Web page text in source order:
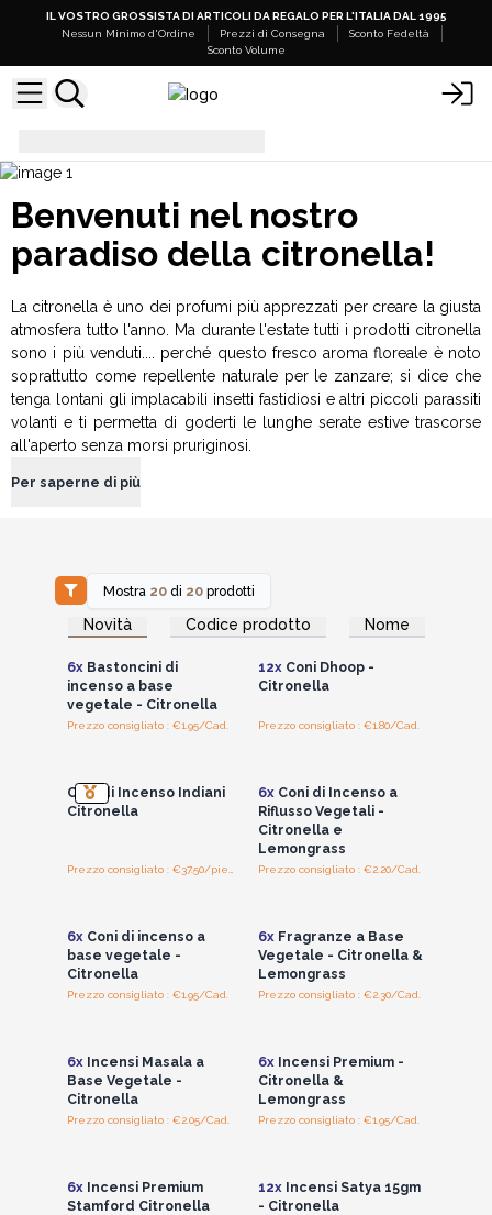
IL VOSTRO GROSSISTA DI ARTICOLI DA REGALO PER L'ITALIA DAL 1995
Nessun Minimo d'Ordine
Prezzi di Consegna
Sconto Fedeltà
Sconto Volume
Benvenuti nel nostro
paradiso della citronella!
La citronella è uno dei profumi più apprezzati per creare la giusta
atmosfera tutto l'anno. Ma durante l'estate tutti i prodotti citronella
sono i più venduti.... perché questo fresco aroma floreale è noto
soprattutto come repellente naturale per le zanzare; si dice che
tenga lontani gli implacabili insetti fastidiosi e altri piccoli parassiti
volanti e ti permetta di goderti le lunghe serate estive trascorse
all'aperto senza morsi pruriginosi.
Per saperne di più
Mostra 20 di 20 prodotti
Novità Codice prodotto Nome
Accedi per vedere
i prezzi all'ingrosso
6xBastoncini di
incenso a base
vegetale - Citronella
Prezzo consigliato : €1.95/Cad.
Accedi per vedere
i prezzi all'ingrosso
12xConi Dhoop -
Citronella
Prezzo consigliato : €1.80/Cad.
Coni di Incenso Indiani
Citronella
6xConi di Incenso a
Riflusso Vegetali -
Citronella e
Lemongrass
Prezzo consigliato : €2.20/Cad.
6xConi di incenso a
base vegetale -
Citronella
Prezzo consigliato : €1.95/Cad.
6xFragranze a Base
Vegetale - Citronella &
Lemongrass
Prezzo consigliato : €2.30/Cad.
6xIncensi Masala a
Base Vegetale -
Citronella
Prezzo consigliato : €2.05/Cad.
6xIncensi Premium -
Citronella &
Lemongrass
Prezzo consigliato : €1.95/Cad.
6xIncensi Premium
Stamford Citronella
12xIncensi Satya 15gm
- Citronella